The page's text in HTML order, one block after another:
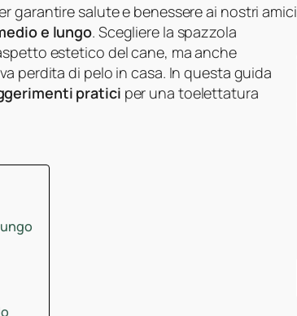
garantire salute e benessere ai nostri amici
e lungo. Scegliere la spazzola
estetico del cane, ma anche
perdita di pelo in casa. In questa guida
pratici per una toelettatura